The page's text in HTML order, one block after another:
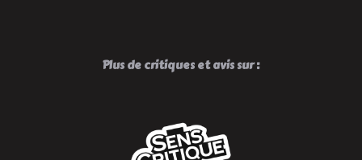
Plus de critiques et avis sur :